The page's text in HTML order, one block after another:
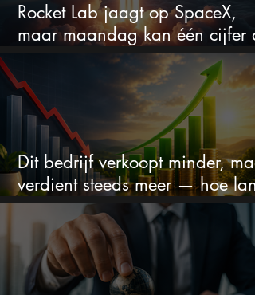
Rocket Lab jaagt op SpaceX,
maar maandag kan één cijfer
droom doorprikken?
Dit bedrijf verkoopt minder,
verdient steeds meer — hoe
kan dit sprookje doorgaan?